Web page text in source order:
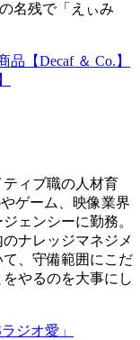
名残で「えぃみ
【Decaf ＆ Co.】
ィブ職の人材育
ゲーム、映像業界
ェンシーに勤務。
ナレッジマネジメ
、守備範囲にこだ
やるのを大事にし
ジオ愛」